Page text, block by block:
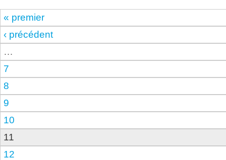
« premier
‹ précédent
…
7
8
9
10
11
12